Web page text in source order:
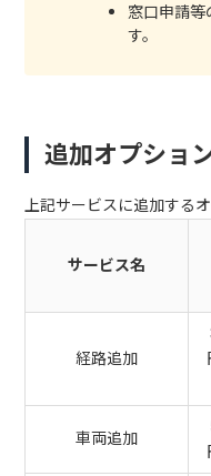
窓口申請等
す。
追加オプショ
上記サービスに追加するオ
サービス名
経路追加
車両追加